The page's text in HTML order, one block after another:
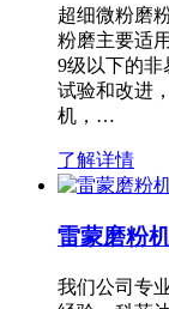
超细微粉磨
粉磨主要适
9级以下的非
试验和改进
机，…
了解详情
雷蒙磨粉
我们公司专